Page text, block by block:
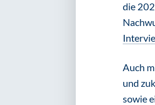
die
Auch
und
sowie